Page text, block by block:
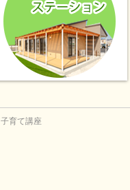
子育て講座